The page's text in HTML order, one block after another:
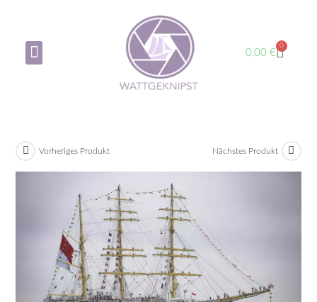
0,00 €
0
Vorheriges Produkt Nächstes Produkt